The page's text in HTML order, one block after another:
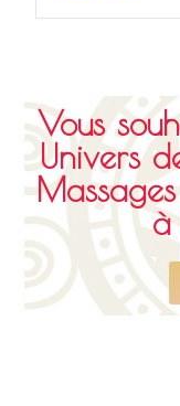
Vous
Univers
à